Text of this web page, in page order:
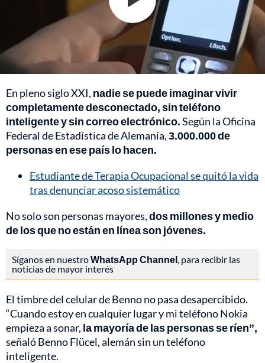
En pleno siglo XXI, nadie se puede imaginar vivir
completamente desconectado, sin teléfono
inteligente y sin correo electrónico.Según la Oficina
Federal de Estadística de Alemania,3.000.000 de
personas en ese país lo hacen.
Estudiante de Terapia Ocupacional se quitó la vida
tras denunciar acoso sistemático
No solo son personas mayores,dos millones y medio
de los que no están en línea son jóvenes.
Síganos en nuestroWhatsApp Channel , para recibir las
noticias de mayor interés
El timbre del celular de Benno no pasa desapercibido.
“Cuando estoy en cualquier lugar y mi teléfono Nokia
empieza a sonar, la mayoría de las personas se ríen”,
señaló Benno Flücel, alemán sin un teléfono
inteligente.